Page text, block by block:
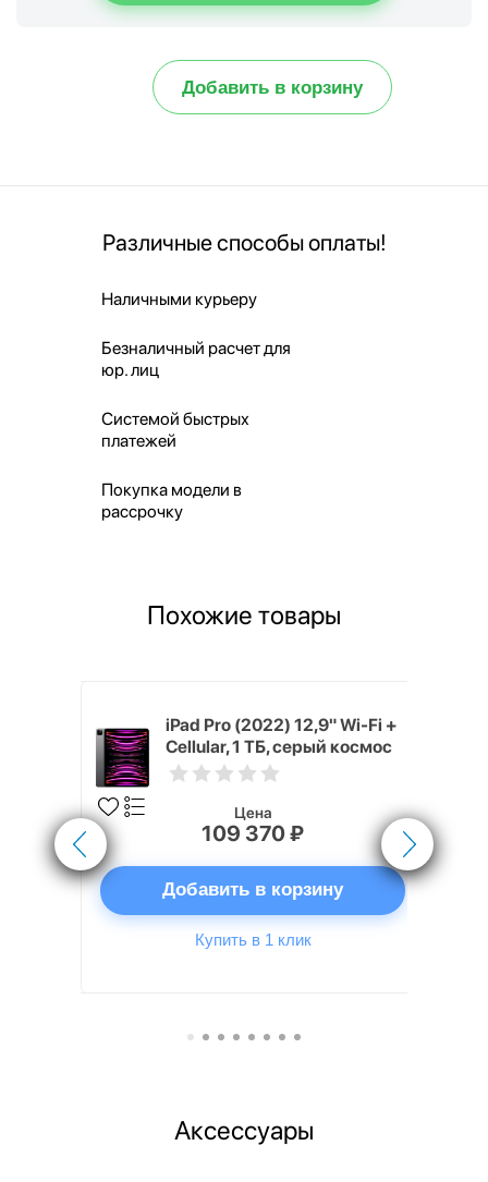
Добавить в корзину
Различные способы оплаты!
Наличными курьеру
Безналичный расчет для
юр. лиц
Системой быстрых
платежей
Покупка модели в
рассрочку
Похожие товары
iPad Pro (2022) 12,9" Wi-Fi +
Cellular, 1 ТБ, серый космос
Цена
109 370 ₽
Добавить в корзину
Купить в 1 клик
Аксессуары